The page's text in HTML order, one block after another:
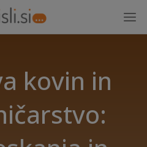
kovin in